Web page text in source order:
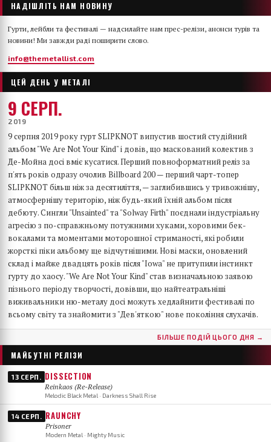
НАДІШЛІТЬ НАМ НОВИНУ
Гурти, лейбли та фестивалі — надсилайте нам прес-релізи, анонси турів та
новини! Ми завжди раді поширити слово.
info@themetallist.com
ЦЕЙ ДЕНЬ У МЕТАЛІ
9 СЕРП.
2019
9 серпня 2019 року гурт SLIPKNOT випустив шостий студійний
альбом "We Are Not Your Kind" і довів, що маскований колектив з
Де-Мойна досі вміє кусатися. Перший повноформатний реліз за
п'ять років одразу очолив Billboard 200 — перший чарт-топер
SLIPKNOT більш ніж за десятиліття, — заглибившись у тривожнішу,
атмосфернішу територію, ніж будь-який їхній альбом після
дебюту. Сингли "Unsainted" та "Solway Firth" поєднали індустріальну
агресію з по-справжньому потужними хуками, хоровими бек-
вокалами та моментами моторошної стриманості, які робили
жорсткі піки альбому ще відчутнішими. Нові маски, оновлений
склад і майже двадцять років після "Iowa" не притупили інстинкт
гурту до хаосу. "We Are Not Your Kind" став визначальною заявою
пізнього періоду творчості, довівши, що найтеатральніші
виживальники ню-металу досі можуть хедлайнити фестивалі по
всьому світу та знайомити з "Дев'яткою" нове покоління слухачів.
БІЛЬШЕ ПОДІЙ ЦЬОГО ДНЯ →
МАЙБУТНІ РЕЛІЗИ
13 СЕРП. DISSECTION
Reinkaos (Re-Release)
Melodic Black Metal · Darkness Shall Rise
14 СЕРП. RAUNCHY
Prisoner
Modern Metal · Mighty Music